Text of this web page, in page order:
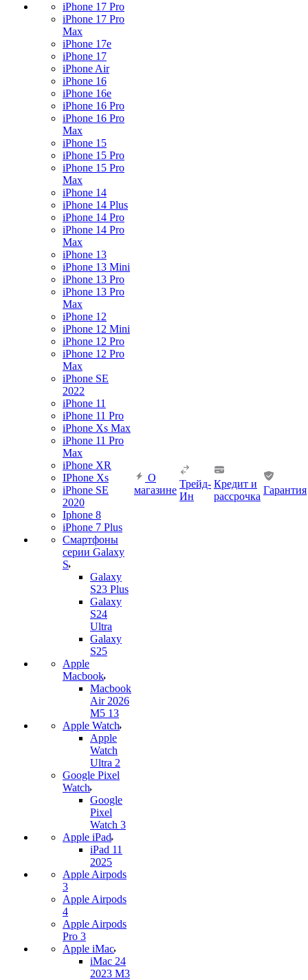
iPhone 17 Pro
iPhone 17 Pro
Max
iPhone 17e
iPhone 17
iPhone Air
iPhone 16
iPhone 16e
iPhone 16 Pro
iPhone 16 Pro
Max
iPhone 15
iPhone 15 Pro
iPhone 15 Pro
Max
iPhone 14
iPhone 14 Plus
iPhone 14 Pro
iPhone 14 Pro
Max
iPhone 13
iPhone 13 Mini
iPhone 13 Pro
iPhone 13 Pro
Max
iPhone 12
iPhone 12 Mini
iPhone 12 Pro
iPhone 12 Pro
Max
iPhone SE
2022
iPhone 11
iPhone 11 Pro
iPhone Xs Max
iPhone 11 Pro
Max
iPhone XR
IPhone Xs
iPhone SE
2020
Iphone 8
iPhone 7 Plus
Смартфоны
серии Galaxy
S
Galaxy
S23 Plus
Galaxy
S24
Ultra
Galaxy
S25
Apple
Macbook
Macbook
Air 2026
M5 13
Apple Watch
Apple
Watch
Ultra 2
Google Pixel
Watch
Google
Pixel
Watch 3
Apple iPad
iPad 11
2025
Apple Airpods
3
Apple Airpods
4
Apple Airpods
Pro 3
Apple iMac
iMac 24
2023 M3
О
магазине
Трейд-
Ин
Кредит и
рассрочка
Гарантия